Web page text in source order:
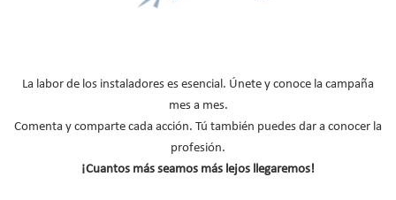
La labor de los instaladores es esencial. Únete y conoce la campaña
mes a mes.
Comenta y comparte cada acción. Tú también puedes dar a conocer la
profesión.
¡Cuantos más seamos más lejos llegaremos!